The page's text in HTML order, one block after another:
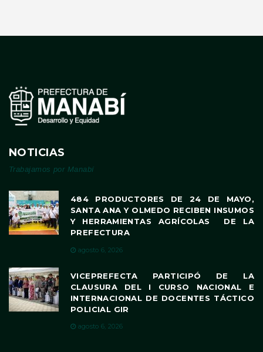
NOTICIAS
Trabajamos por Manabí
484 PRODUCTORES DE 24 DE MAYO,
SANTA ANA Y OLMEDO RECIBEN INSUMOS
Y HERRAMIENTAS AGRÍCOLAS DE LA
PREFECTURA
agosto 6, 2026
VICEPREFECTA PARTICIPÓ DE LA
CLAUSURA DEL I CURSO NACIONAL E
INTERNACIONAL DE DOCENTES TÁCTICO
POLICIAL GIR
agosto 6, 2026